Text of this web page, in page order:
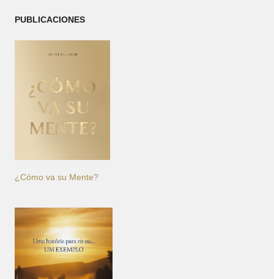
PUBLICACIONES
¿Cómo va su Mente?